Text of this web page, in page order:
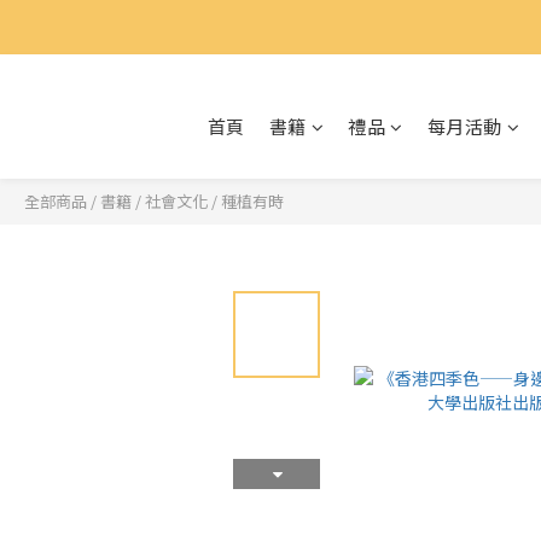
首頁 書籍 禮品 每月活動
全部商品 / 書籍 /社會文化 / 種植有時